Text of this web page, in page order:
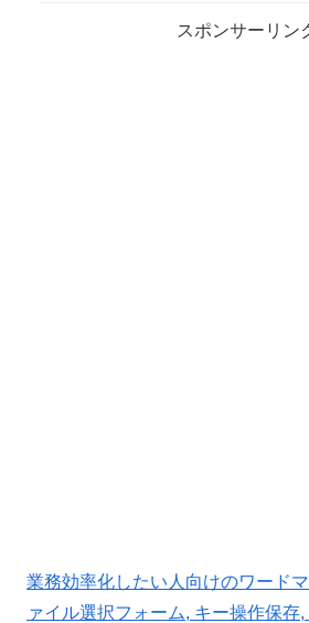
スポンサーリン
業務効率化したい人向けのワード
ァイル選択フォーム, キー操作保存